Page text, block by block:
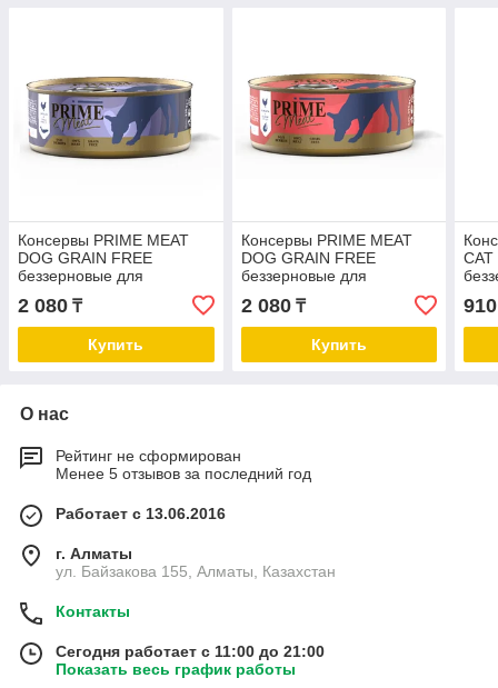
Консервы PRIME MEAT
DOG GRAIN FREE
беззерновые для
взрослых собак с курицей
и тунцом в желе (325 гр)
2 080 ₸
Купить
Консервы PRIME MEAT
DOG GRAIN FREE
беззерновые для
взрослых собак с курицей
и креветкой в желе (325
гр)
2 080₸
Купить
CAT
и
910
О нас
Рейтинг не сформирован
Менее 5 отзывов за последний год
Работает с 13.06.2016
г. Алматы
ул. Байзакова 155, Алматы, Казахстан
Контакты
Сегодня работает с 11:00 до 21:00
Показать весь график работы